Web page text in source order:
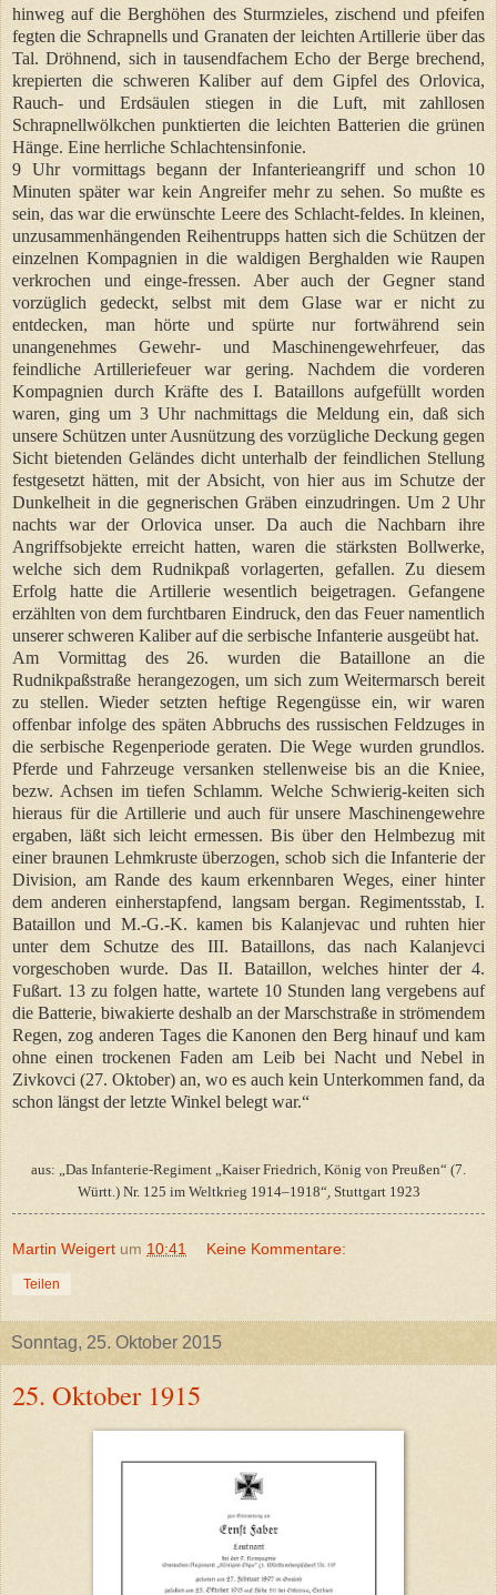
hinweg auf die Berghöhen des Sturmzieles, zischend und pfeifen
fegten die Schrapnells und Granaten der leichten Artillerie über das
Tal. Dröhnend, sich in tausendfachem Echo der Berge brechend,
krepierten die schweren Kaliber auf dem Gipfel des Orlovica,
Rauch- und Erdsäulen stiegen in die Luft, mit zahllosen
Schrapnellwölkchen punktierten die leichten Batterien die grünen
Hänge. Eine herrliche Schlachtensinfonie.
9 Uhr vormittags begann der Infanterieangriff und schon 10
Minuten später war kein Angreifer mehr zu sehen. So mußte es
sein, das war die erwünschte Leere des Schlacht-feldes. In kleinen,
unzusammenhängenden Reihentrupps hatten sich die Schützen der
einzelnen Kompagnien in die waldigen Berghalden wie Raupen
verkrochen und einge-fressen. Aber auch der Gegner stand
vorzüglich gedeckt, selbst mit dem Glase war er nicht zu
entdecken, man hörte und spürte nur fortwährend sein
unangenehmes Gewehr- und Maschinengewehrfeuer, das
feindliche Artilleriefeuer war gering. Nachdem die vorderen
Kompagnien durch Kräfte des I. Bataillons aufgefüllt worden
waren, ging um 3 Uhr nachmittags die Meldung ein, daß sich
unsere Schützen unter Ausnützung des vorzügliche Deckung gegen
Sicht bietenden Geländes dicht unterhalb der feindlichen Stellung
festgesetzt hätten, mit der Absicht, von hier aus im Schutze der
Dunkelheit in die gegnerischen Gräben einzudringen. Um 2 Uhr
nachts war der Orlovica unser. Da auch die Nachbarn ihre
Angriffsobjekte erreicht hatten, waren die stärksten Bollwerke,
welche sich dem Rudnikpaß vorlagerten, gefallen. Zu diesem
Erfolg hatte die Artillerie wesentlich beigetragen. Gefangene
erzählten von dem furchtbaren Eindruck, den das Feuer namentlich
unserer schweren Kaliber auf die serbische Infanterie ausgeübt hat.
Am Vormittag des 26. wurden die Bataillone an die
Rudnikpaßstraße herangezogen, um sich zum Weitermarsch bereit
zu stellen. Wieder setzten heftige Regengüsse ein, wir waren
offenbar infolge des späten Abbruchs des russischen Feldzuges in
die serbische Regenperiode geraten. Die Wege wurden grundlos.
Pferde und Fahrzeuge versanken stellenweise bis an die Kniee,
bezw. Achsen im tiefen Schlamm. Welche Schwierig-keiten sich
hieraus für die Artillerie und auch für unsere Maschinengewehre
ergaben, läßt sich leicht ermessen. Bis über den Helmbezug mit
einer braunen Lehmkruste überzogen, schob sich die Infanterie der
Division, am Rande des kaum erkennbaren Weges, einer hinter
dem anderen einherstapfend, langsam bergan. Regimentsstab, I.
Bataillon und M.-G.-K. kamen bis Kalanjevac und ruhten hier
unter dem Schutze des III. Bataillons, das nach Kalanjevci
vorgeschoben wurde. Das II. Bataillon, welches hinter der 4.
Fußart. 13 zu folgen hatte, wartete 10 Stunden lang vergebens auf
die Batterie, biwakierte deshalb an der Marschstraße in strömendem
Regen, zog anderen Tages die Kanonen den Berg hinauf und kam
ohne einen trockenen Faden am Leib bei Nacht und Nebel in
Zivkovci (27. Oktober) an, wo es auch kein Unterkommen fand, da
schon längst der letzte Winkel belegt war.“
aus: „Das Infanterie-Regiment „Kaiser Friedrich, König von Preußen“ (7.
Württ.) Nr. 125 im Weltkrieg 1914–1918“ׅ, Stuttgart 1923
Martin Weigert um 10:41 Keine Kommentare:
Teilen
Sonntag, 25. Oktober 2015
25. Oktober 1915